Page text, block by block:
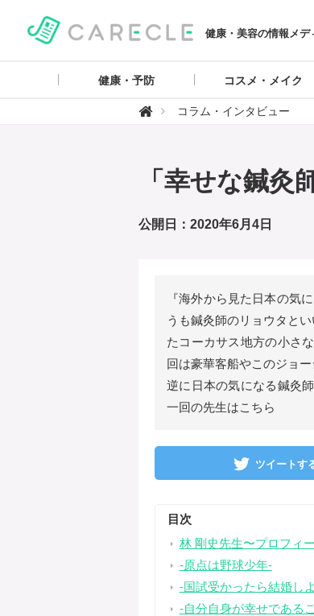
健康・美容の情報メデ
健康・予防 コスメ・メイク
【
】
コラム・インタビュー
「幸せな鍼灸
公開日：2020年6月4日
『海外から見た日本の気
うも鍼灸師のリョウタと
たコーカサス地方の小さ
回は豪華客船やこのジョ
逆に日本の気になる鍼灸
一回の先生はこちら
ツイートす
目次
林 剛史先生〜プロフィ
-原点は野球少年-
-国試受かったら結婚し
-自分自身が幸せである